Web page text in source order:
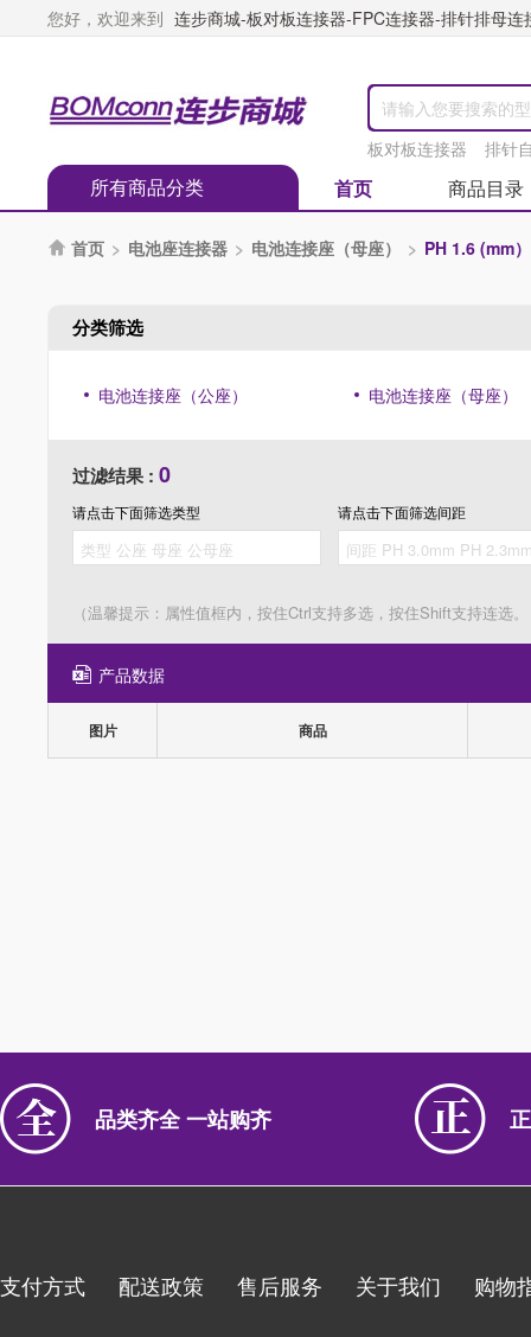
您好，欢迎来到 连步商城-板对板连接器-FPC连接器-排针排母
板对板连接器 排针
所有商品分类 首页 商品目录
 首页 > 电池座连接器 > 电池连接座（母座） > PH 1.6 (mm）
分类筛选
电池连接座（公座） 电池连接座（母座）
过滤结果 : 0
请点击下面筛选类型 请点击下面筛选间距
（温馨提示：属性值框内，按住Ctrl支持多选，按住Shift支持连选
产品数据
图片 商品
品类齐全 一站购齐
支付方式 配送政策 售后服务 关于我们 购物